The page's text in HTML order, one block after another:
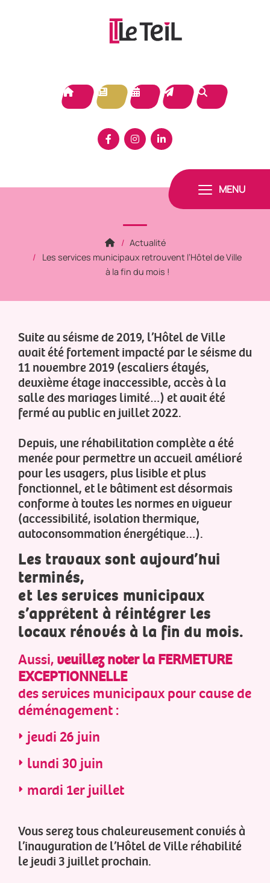
MENU
Actualité
Les services municipaux retrouvent l’Hôtel de Ville
à la fin du mois !
Suite au séisme de 2019, l’Hôtel de Ville
avait été fortement impacté par le séisme du
11 novembre 2019 (escaliers étayés,
deuxième étage inaccessible, accès à la
salle des mariages limité…) et avait été
fermé au public en juillet 2022.
Depuis, une réhabilitation complète a été
menée pour permettre un accueil amélioré
pour les usagers, plus lisible et plus
fonctionnel, et le bâtiment est désormais
conforme à toutes les normes en vigueur
(accessibilité, isolation thermique,
autoconsommation énergétique…).
Les travaux sont aujourd’hui
terminés,
et les services municipaux
s’apprêtent à réintégrer les
locaux rénovés à la fin du mois.
Aussi, veuillez noter la FERMETURE
EXCEPTIONNELLE
des services municipaux pour cause de
déménagement :
jeudi 26 juin
lundi 30 juin
mardi 1er juillet
Vous serez tous chaleureusement conviés à
l’inauguration de l’Hôtel de Ville réhabilité
le jeudi 3 juillet prochain.